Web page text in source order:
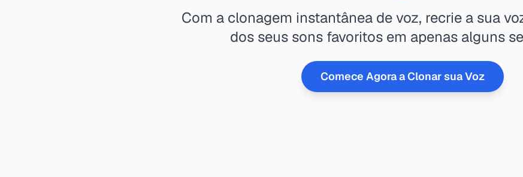
Com a clonagem instantânea de voz, recrie a sua
dos seus sons favoritos em apenas alguns
Comece Agora a Clonar sua Voz